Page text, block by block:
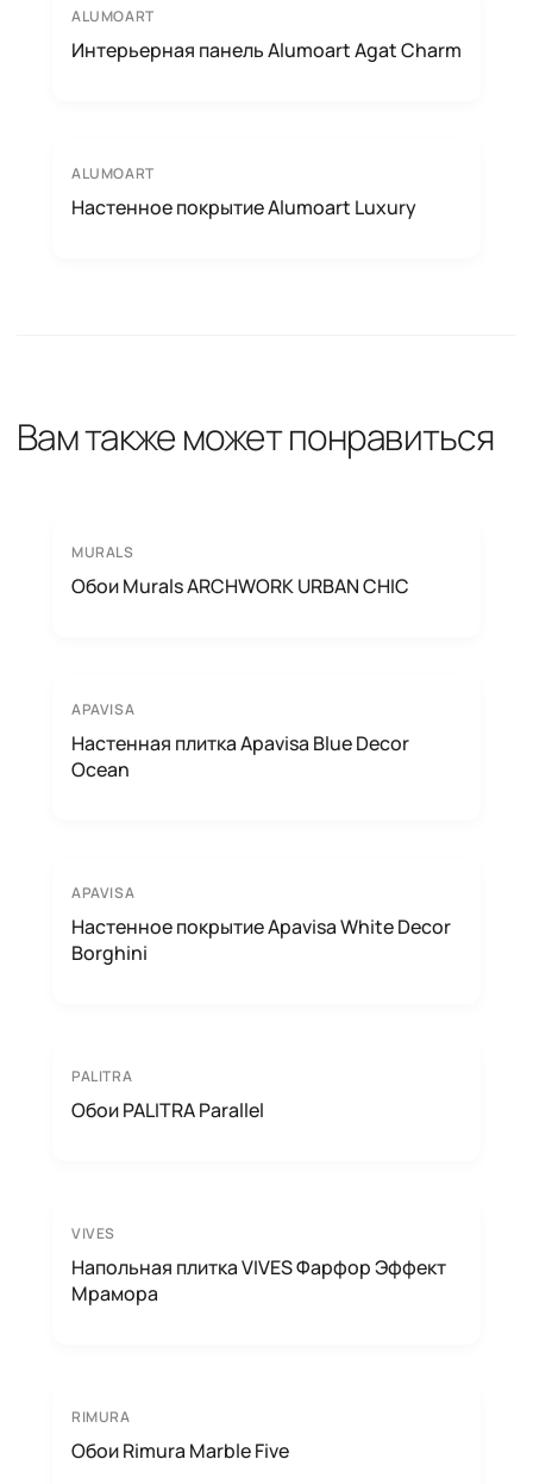
ALUMOART
Интерьерная панель Alumoart Agat Charm
ALUMOART
Настенное покрытие Alumoart Luxury
Вам также может понравиться
MURALS
Обои Murals ARCHWORK URBAN CHIC
APAVISA
Настенная плитка Apavisa Blue Decor
Ocean
APAVISA
Настенное покрытие Apavisa White Decor
Borghini
PALITRA
Обои PALITRA Parallel
VIVES
Напольная плитка VIVES Фарфор Эффект
Мрамора
RIMURA
Обои Rimura Marble Five